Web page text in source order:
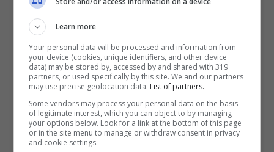
Come svelato dall’edizione odierna de La
Gazzetta dello Sport, i Friedkin ora sono più
convinti rispetto al passato. Ci sono state
delle polemiche anche all’interno,ma ora la
Roma dice sì per il rinnovo di Josè
Mourinho: l’unico nodo da sciogliere è
quello della durata contrattuale. L’allenatore
Learn more
Your personal data will be processed and information from
your device (cookies, unique identifiers, and other device
data) may be stored by, accessed by and shared with 319
partners, or used specifically by this site. We and our partners
may use precise geolocation data. List of partners.
Some vendors may process your personal data on the basis
of legitimate interest, which you can object to by managing
your options below. Look for a link at the bottom of this page
or in the site menu to manage or withdraw consent in privacy
and cookie settings.